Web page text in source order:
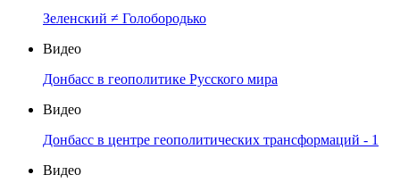
Зеленский ≠ Голобородько
Видео
Донбасс в геополитике Русского мира
Видео
Донбасс в центре геополитических трансформаций - 1
Видео